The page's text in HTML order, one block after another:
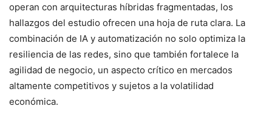
operan con arquitecturas híbridas fragmentadas, los
hallazgos del estudio ofrecen una hoja de ruta clara. La
combinación de IA y automatización no solo optimiza la
resiliencia de las redes, sino que también fortalece la
agilidad de negocio, un aspecto crítico en mercados
altamente competitivos y sujetos a la volatilidad
económica.